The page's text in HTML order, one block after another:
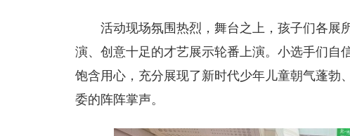
活动现场氛围热烈，舞台之上，孩子们各展
演、创意十足的才艺展示轮番上演。小选手们自
饱含用心，充分展现了新时代少年儿童朝气蓬勃
委的阵阵掌声。